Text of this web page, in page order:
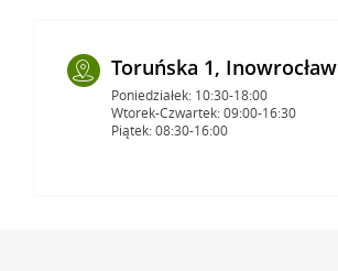
Toruńska 1, Inowrocław
Poniedziałek: 10:30-18:00
Wtorek-Czwartek: 09:00-16:30
Piątek: 08:30-16:00